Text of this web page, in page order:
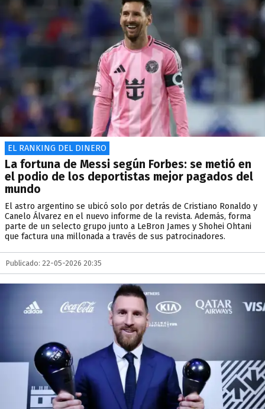
EL RANKING DEL DINERO
La fortuna de Messi según Forbes: se metió en
el podio de los deportistas mejor pagados del
mundo
El astro argentino se ubicó solo por detrás de Cristiano Ronaldo y
Canelo Álvarez en el nuevo informe de la revista. Además, forma
parte de un selecto grupo junto a LeBron James y Shohei Ohtani
que factura una millonada a través de sus patrocinadores.
Publicado: 22-05-2026 20:35